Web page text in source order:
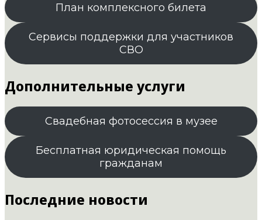
План комплексного билета
Сервисы поддержки для участников
СВО
Дополнительные услуги
Свадебная фотосессия в музее
Бесплатная юридическая помощь
гражданам
Последние новости